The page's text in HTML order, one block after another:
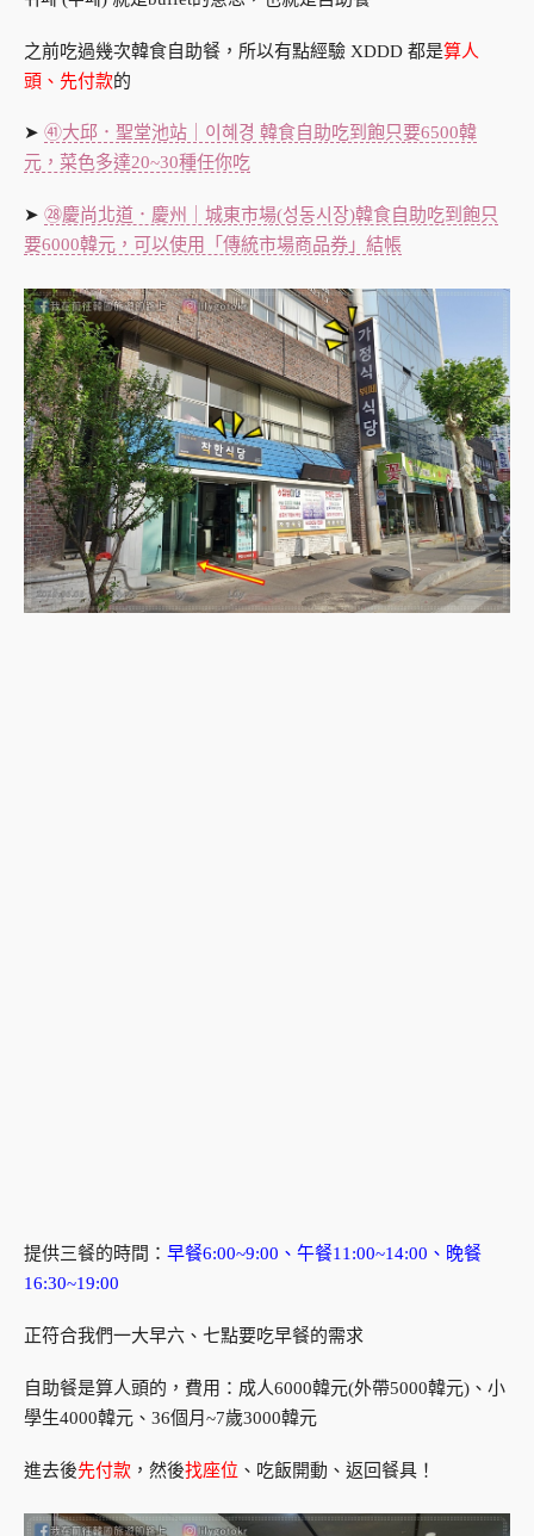
之前吃過幾次韓食自助餐，所以有點經驗 XDDD 都是算人
頭、先付款的
➤ ㊶大邱．聖堂池站｜이혜경 韓食自助吃到飽只要6500韓
元，菜色多達20~30種任你吃
➤ ㉘慶尚北道．慶州｜城東市場(성동시장)韓食自助吃到飽只
要6000韓元，可以使用「傳統市場商品券」結帳
提供三餐的時間： 早餐6:00~9:00、午餐11:00~14:00、晚餐
16:30~19:00
正符合我們一大早六、七點要吃早餐的需求
自助餐是算人頭的，費用：成人6000韓元(外帶5000韓元)、小
學生4000韓元、36個月~7歲3000韓元
進去後先付款 ，然後找座位 、吃飯開動、返回餐具！